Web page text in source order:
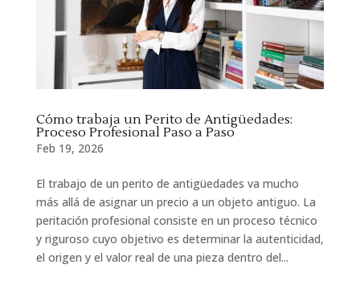
Cómo trabaja un Perito de Antigüedades:
Proceso Profesional Paso a Paso
Feb 19, 2026
El trabajo de un perito de antigüedades va mucho
más allá de asignar un precio a un objeto antiguo. La
peritación profesional consiste en un proceso técnico
y riguroso cuyo objetivo es determinar la autenticidad,
el origen y el valor real de una pieza dentro del...